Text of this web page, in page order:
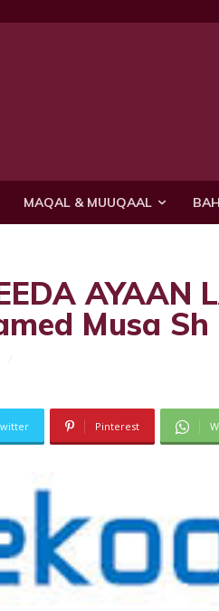
MAQAL & MUUQAAL
AYAAN
Musa Sh
Pinterest